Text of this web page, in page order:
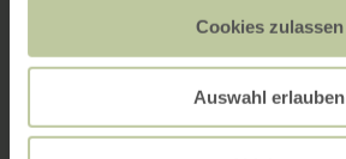
Cookies zulassen
Auswahl erlauben